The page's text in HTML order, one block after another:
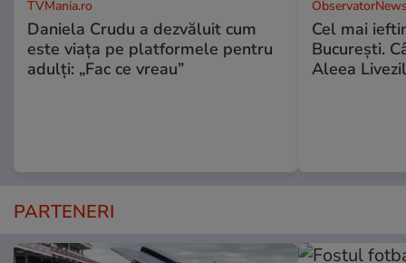
TVMania.ro
Daniela Crudu a dezvăluit cum
este viața pe platformele pentru
adulți: „Fac ce vreau”
Cel mai
Bucureşti.
Aleea
PARTENERI